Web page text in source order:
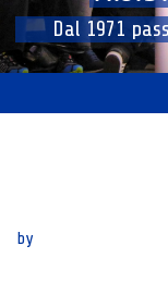
Dal 1971
by